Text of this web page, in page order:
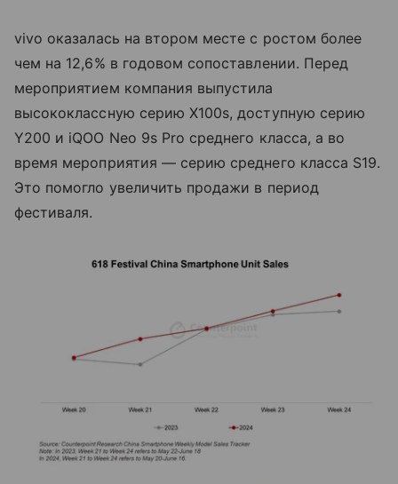
vivo оказалась на втором месте с ростом более
чем на 12,6% в годовом сопоставлении. Перед
мероприятием компания выпустила
высококлассную серию X100s, доступную серию
Y200 и iQOO Neo 9s Pro среднего класса, а во
время мероприятия — серию среднего класса S19.
Это помогло увеличить продажи в период
фестиваля.